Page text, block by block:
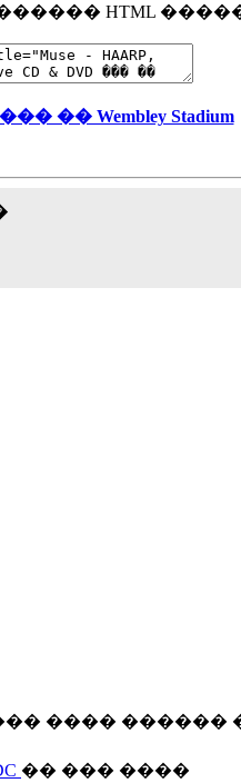
HTML
�� Wembley Stadium
���� ������
�� ��� ����